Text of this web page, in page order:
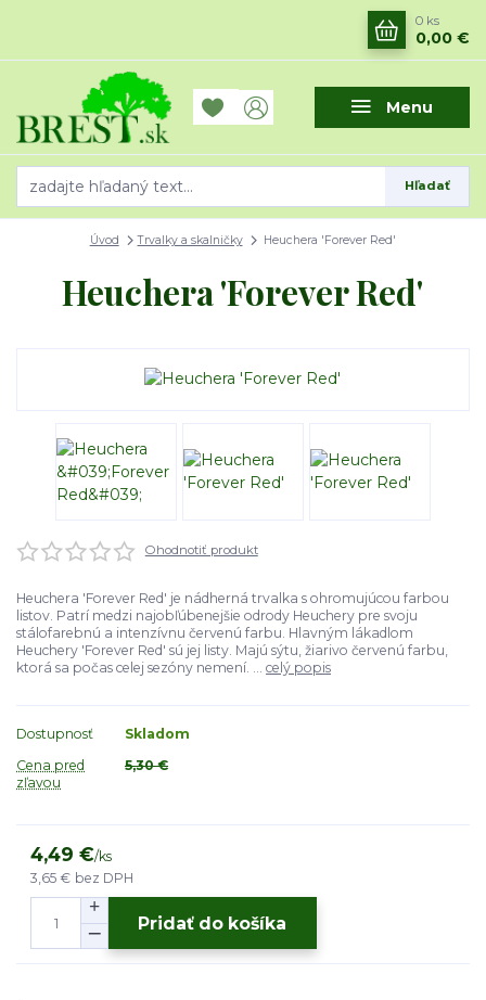
Menu
Hľadať
0 ks
0,00 €
Úvod Trvalky a skalničky Heuchera 'Forever Red'
Heuchera 'Forever Red'
Ohodnotiť produkt
Heuchera 'Forever Red' je nádherná trvalka s ohromujúcou farbou
listov. Patrí medzi najobľúbenejšie odrody Heuchery pre svoju
stálofarebnú a intenzívnu červenú farbu. Hlavným lákadlom
Heuchery 'Forever Red' sú jej listy. Majú sýtu, žiarivo červenú farbu,
ktorá sa počas celej sezóny nemení. ... celý popis
Dostupnosť
Skladom
Cena pred
zľavou
5,30 €
4,49 €/ks
3,65 € bez DPH
Pridať do košíka